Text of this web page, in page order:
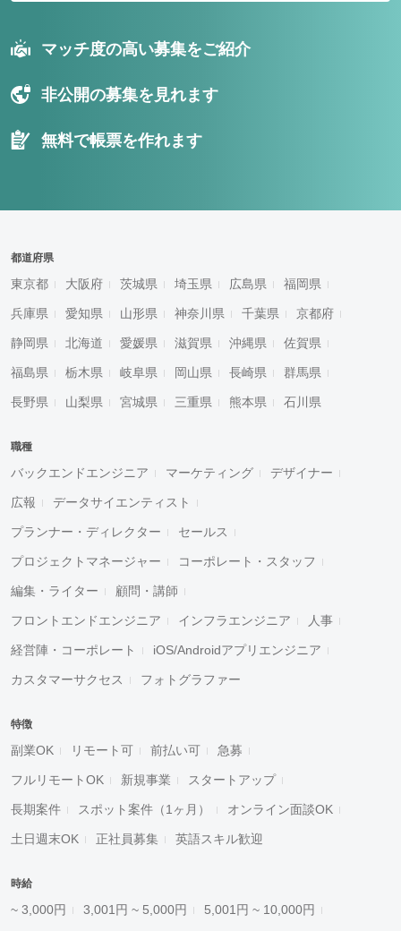
マッチ度の高い募集をご紹介
非公開の募集を見れます
無料で帳票を作れます
都道府県
東京都 大阪府 茨城県 埼玉県 広島県 福岡県
兵庫県 愛知県 山形県 神奈川県 千葉県 京都府
静岡県 北海道 愛媛県 滋賀県 沖縄県 佐賀県
福島県 栃木県 岐阜県 岡山県 長崎県 群馬県
長野県 山梨県 宮城県 三重県 熊本県 石川県
職種
バックエンドエンジニア マーケティング デザイナー
広報 データサイエンティスト
プランナー・ディレクター セールス
プロジェクトマネージャー コーポレート・スタッフ
編集・ライター 顧問・講師
フロントエンドエンジニア インフラエンジニア 人事
経営陣・コーポレート iOS/Androidアプリエンジニア
カスタマーサクセス フォトグラファー
特徴
副業OK リモート可 前払い可 急募
フルリモートOK 新規事業 スタートアップ
長期案件 スポット案件（1ヶ月） オンライン面談OK
土日週末OK 正社員募集 英語スキル歓迎
時給
~ 3,000円 3,001円 ~ 5,000円 5,001円 ~ 10,000円